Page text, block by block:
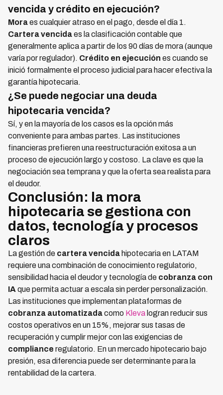
vencida y crédito en ejecución?
Moraes cualquier atraso en el pago, desde el día 1.
Cartera vencidaes la clasificación contable que
generalmente aplica a partir de los 90 días de mora (aunque
varía por regulador). Crédito en ejecución es cuando se
inició formalmente el proceso judicial para hacer efectiva la
garantía hipotecaria.
¿Se puede negociar una deuda
hipotecaria vencida?
Sí, y en la mayoría de los casos es la opción más
conveniente para ambas partes. Las instituciones
financieras prefieren una reestructuración exitosa a un
proceso de ejecución largo y costoso. La clave es que la
negociación sea temprana y que la oferta sea realista para
el deudor.
Conclusión: la mora
hipotecaria se gestiona con
datos, tecnología y procesos
claros
La gestión de cartera vencida hipotecaria en LATAM
requiere una combinación de conocimiento regulatorio,
sensibilidad hacia el deudor y tecnología de cobranza con
IA que permita actuar a escala sin perder personalización.
Las instituciones que implementan plataformas de
cobranza automatizadacomo Kleva logran reducir sus
costos operativos en un 15%, mejorar sus tasas de
recuperación y cumplir mejor con las exigencias de
compliance regulatorio. En un mercado hipotecario bajo
presión, esa diferencia puede ser determinante para la
rentabilidad de la cartera.